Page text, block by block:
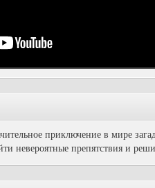
приключение в мире
невероятные препятствия и